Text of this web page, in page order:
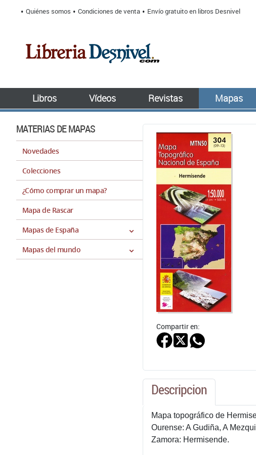
Quiénes somos Condiciones de venta Envío gratuito en libros Desnivel
Libros Vídeos Revistas Mapas
MATERIAS DE MAPAS
Novedades
Colecciones
¿Cómo comprar un mapa?
Mapa de Rascar
Mapas de España
Mapas del mundo
Compartir en:
Descripcion
Mapa topográfico de
Ourense: A Gudiña, A
Zamora: Hermisende.